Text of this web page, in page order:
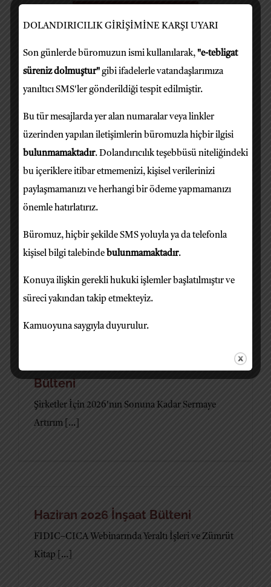
En Son Yayınlanan Bültenler
Temmuz 2026 Şirketler Hukuku
Bülteni
Teknik İflastan Önceki Son Dönemeç Türk Ticaret
Bülteni
Şirketler İçin 2026'nın Sonuna Kadar Sermaye
Artırım [...]
Haziran 2026 İnşaat Bülteni
FIDIC–CICA Webinarında Yeraltı İşleri ve Zümrüt
Kitap [...]
DOLANDIRICILIK GİRİŞİMİNE KARŞI UYARI
Son günlerde büromuzun ismi kullanılarak, "e-tebligat
süreniz dolmuştur" gibi ifadelerle vatandaşlarımıza
yanıltıcı SMS'ler gönderildiği tespit edilmiştir.
Bu tür mesajlarda yer alan numaralar veya linkler
üzerinden yapılan iletişimlerin büromuzla hiçbir ilgisi
bulunmamaktadır. Dolandırıcılık teşebbüsü niteliğindeki
bu içeriklere itibar etmemenizi, kişisel verilerinizi
paylaşmamanızı ve herhangi bir ödeme yapmamanızı
önemle hatırlatırız.
Büromuz, hiçbir şekilde SMS yoluyla ya da telefonla
kişisel bilgi talebinde bulunmamaktadır.
Konuya ilişkin gerekli hukuki işlemler başlatılmıştır ve
süreci yakından takip etmekteyiz.
Kamuoyuna saygıyla duyurulur.